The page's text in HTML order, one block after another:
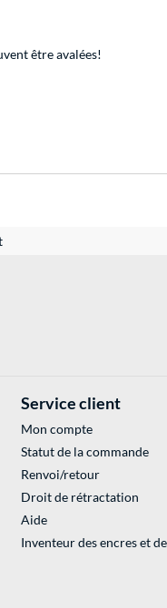
être avalées!
Service client
Mon compte
Statut de la commande
Renvoi/retour
Droit de rétractation
Aide
Inventeur des encres et